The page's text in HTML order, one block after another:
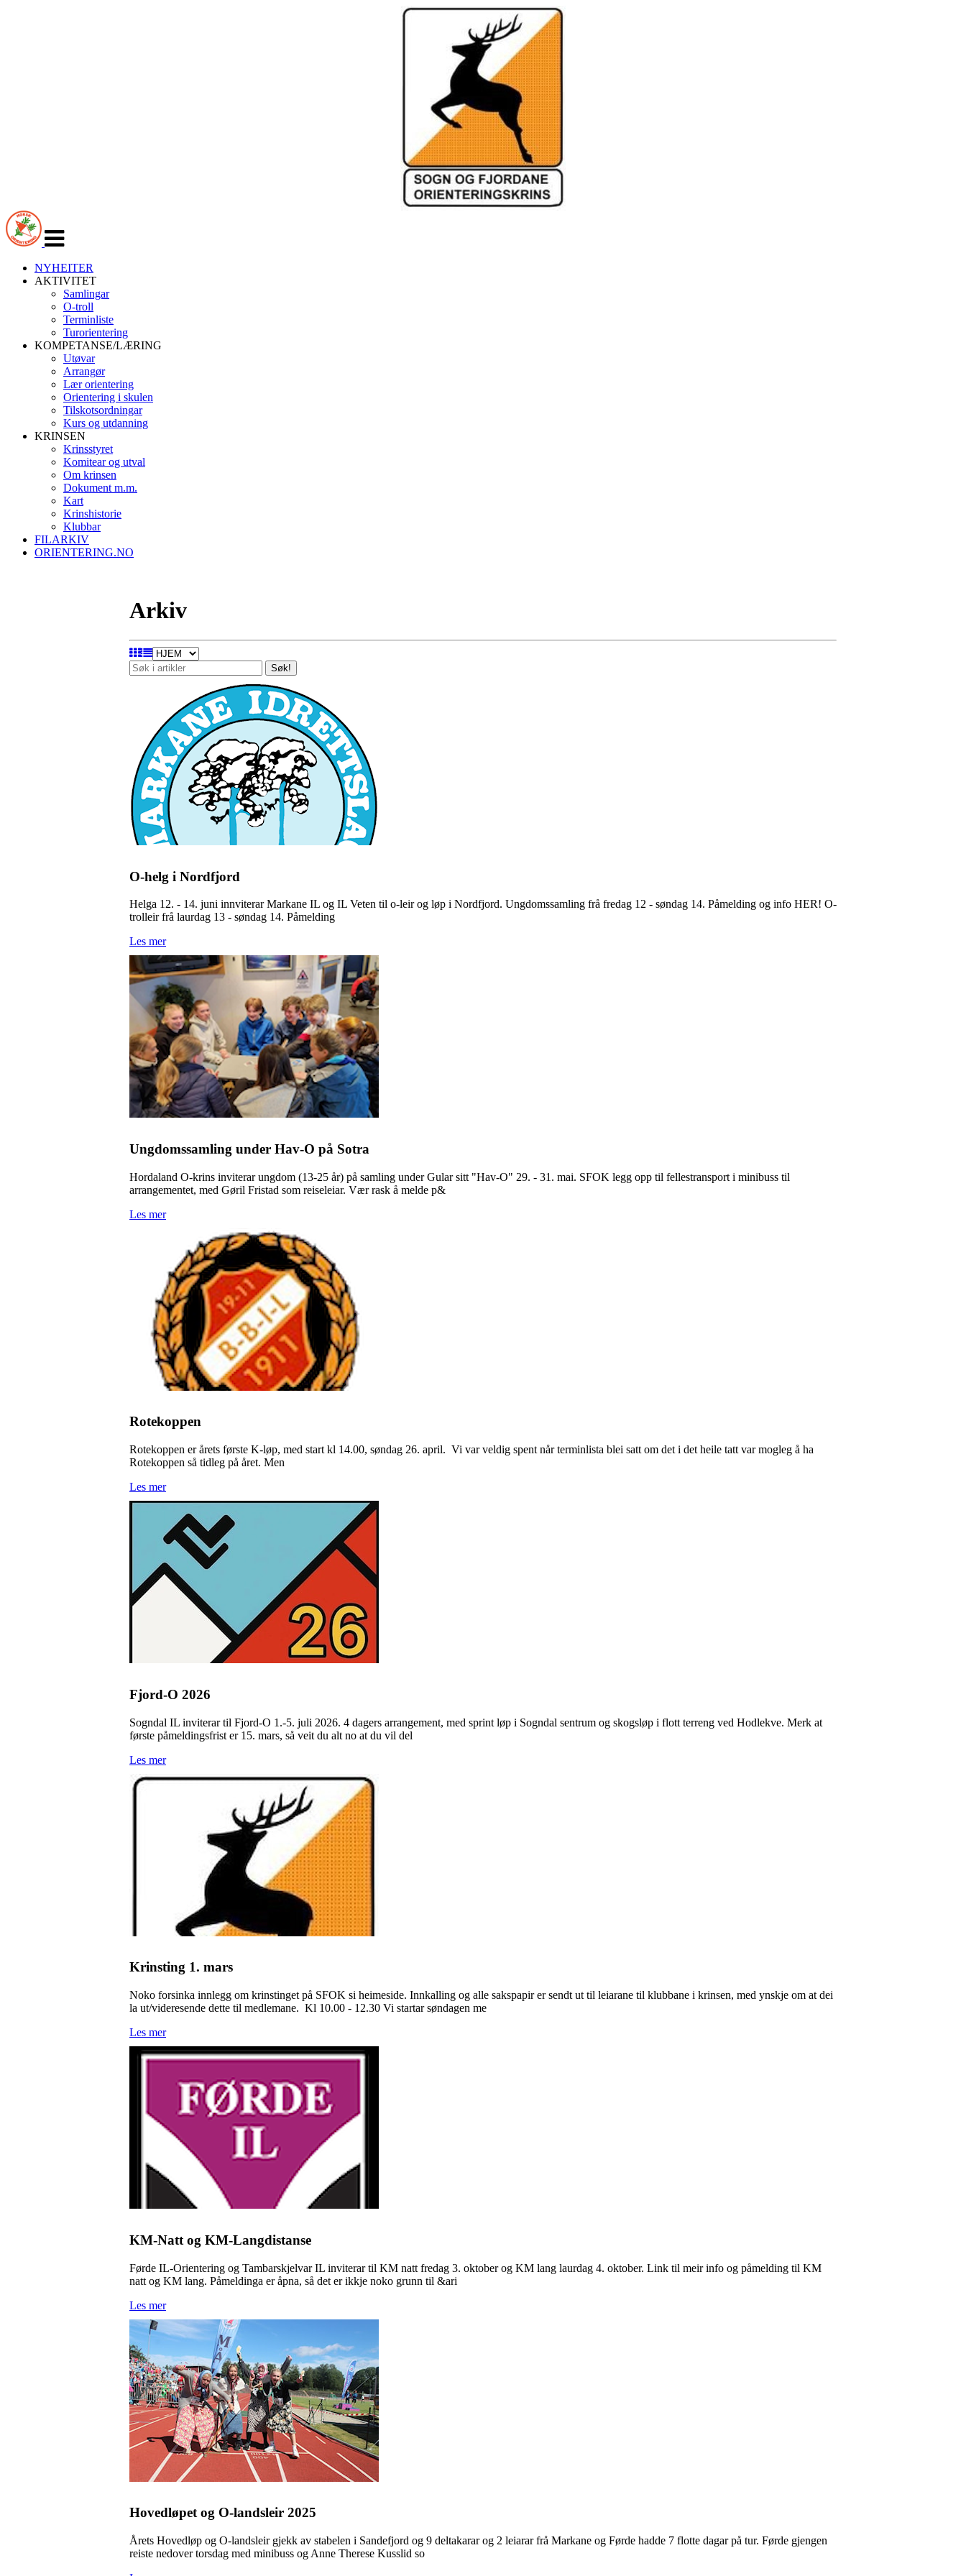
navigasjon
NYHEITER
AKTIVITET
Samlingar
O-troll
Terminliste
Turorientering
KOMPETANSE/LÆRING
Utøvar
Arrangør
Lær orientering
Orientering i skulen
Tilskotsordningar
Kurs og utdanning
KRINSEN
Krinsstyret
Komitear og utval
Om krinsen
Dokument m.m.
Kart
Krinshistorie
Klubbar
FILARKIV
ORIENTERING.NO
Arkiv
Søk!
O-helg i Nordfjord
Helga 12. - 14. juni innviterar Markane IL og IL Veten til o-leir og løp i Nordfjord. Ungdomssamling frå fredag 12 - søndag 14. Påmelding og info HER! O-
trolleir frå laurdag 13 - søndag 14. Påmelding
Les mer
Ungdomssamling under Hav-O på Sotra
Hordaland O-krins inviterar ungdom (13-25 år) på samling under Gular sitt "Hav-O" 29. - 31. mai. SFOK legg opp til fellestransport i minibuss til
arrangementet, med Gøril Fristad som reiseleiar. Vær rask å melde p&
Les mer
Rotekoppen
Rotekoppen er årets første K-løp, med start kl 14.00, søndag 26. april. Vi var veldig spent når terminlista blei satt om det i det heile tatt var mogleg å ha
Rotekoppen så tidleg på året. Men
Les mer
Fjord-O 2026
Sogndal IL inviterar til Fjord-O 1.-5. juli 2026. 4 dagers arrangement, med sprint løp i Sogndal sentrum og skogsløp i flott terreng ved Hodlekve. Merk at
første påmeldingsfrist er 15. mars, så veit du alt no at du vil del
Les mer
Krinsting 1. mars
Noko forsinka innlegg om krinstinget på SFOK si heimeside. Innkalling og alle sakspapir er sendt ut til leiarane til klubbane i krinsen, med ynskje om at dei
la ut/videresende dette til medlemane. Kl 10.00 - 12.30 Vi startar søndagen me
Les mer
KM-Natt og KM-Langdistanse
Førde IL-Orientering og Tambarskjelvar IL inviterar til KM natt fredag 3. oktober og KM lang laurdag 4. oktober. Link til meir info og påmelding til KM
natt og KM lang. Påmeldinga er åpna, så det er ikkje noko grunn til &ari
Les mer
Hovedløpet og O-landsleir 2025
Årets Hovedløp og O-landsleir gjekk av stabelen i Sandefjord og 9 deltakarar og 2 leiarar frå Markane og Førde hadde 7 flotte dagar på tur. Førde gjengen
reiste nedover torsdag med minibuss og Anne Therese Kusslid so